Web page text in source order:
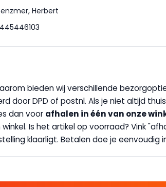
Herbert
bieden wij verschillende
DPD of postnl. Als je niet altijd
dan voor afhalen in één van onze
Is het artikel op voorraad? Vink
klaarligt. Betalen doe je eenvoudig